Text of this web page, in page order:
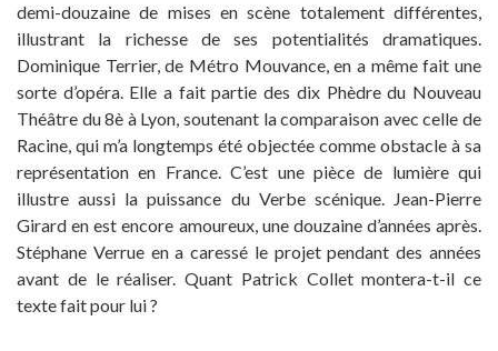
demi-douzaine de mises en scène totalement différentes,
illustrant la richesse de ses potentialités dramatiques.
Dominique Terrier, de Métro Mouvance, en a même fait une
sorte d’opéra. Elle a fait partie des dix Phèdre du Nouveau
Théâtre du 8è à Lyon, soutenant la comparaison avec celle de
Racine, qui m’a longtemps été objectée comme obstacle à sa
représentation en France. C’est une pièce de lumière qui
illustre aussi la puissance du Verbe scénique. Jean-Pierre
Girard en est encore amoureux, une douzaine d’années après.
Stéphane Verrue en a caressé le projet pendant des années
avant de le réaliser. Quant Patrick Collet montera-t-il ce
texte fait pour lui ?